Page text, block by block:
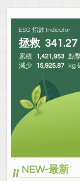
ESG 指數 Indicator
拯救 341.27
累積 1,421,953 點
減少
15,925.87 kg
NEW-最新